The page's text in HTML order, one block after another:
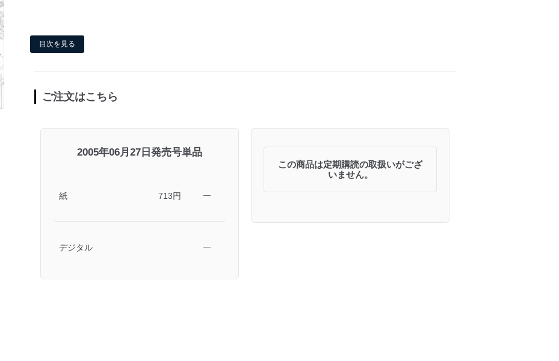
目次を見る
ご注文はこちら
2005年06月27日発売号単品
紙 713円 ―
デジタル ―
この商品は定期購読の取扱いがござ
いません。